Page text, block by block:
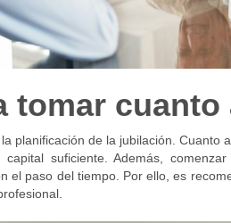
tomar cuanto
planificación de la jubilación. Cuanto
suficiente. Además,
el paso del tiempo. Por ello, es